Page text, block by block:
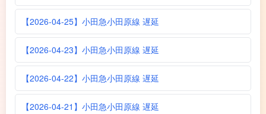
【2026-04-25】小田急小田原線 遅延
【2026-04-23】小田急小田原線 遅延
【2026-04-22】小田急小田原線 遅延
【2026-04-21】小田急小田原線 遅延